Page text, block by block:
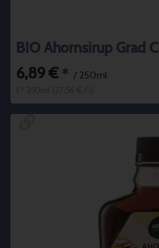
BIO Ahornsirup Grad C
6,89 € * / 250ml